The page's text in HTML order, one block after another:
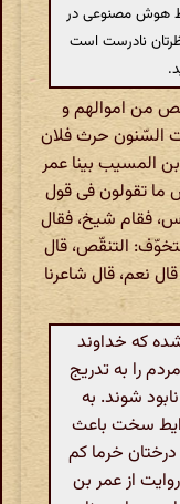
هوش مصنوعی در
نادرست است
من اموالهم و
السّنون حرث فلان
المسیب بینا عمر
ما تقولون فی قول
فقام شیخ، فقال
التنقّص، قال
نعم، قال شاعرنا
که خداوند
را به تدریج
شوند. به
سخت باعث
خرما کم
از عمر بن